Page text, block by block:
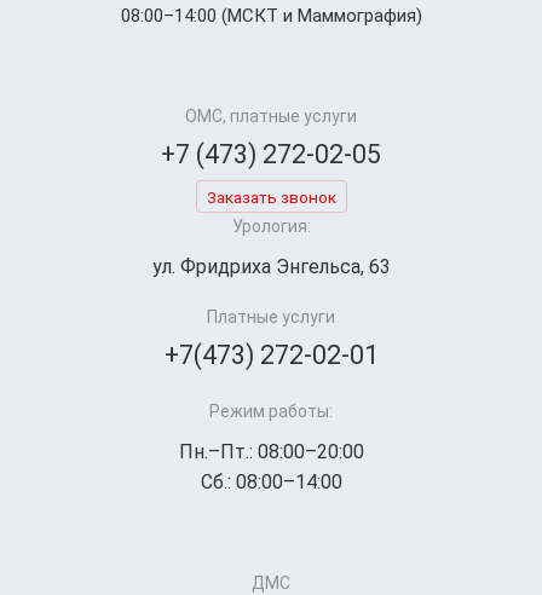
08:00–14:00 (МСКТ и Маммография)
ОМС, платные услуги
+7 (473) 272-02-05
Заказать звонок
Урология:
ул. Фридриха Энгельса, 63
Платные услуги
+7(473) 272-02-01
Режим работы:
Пн.–Пт.: 08:00–20:00
Сб.: 08:00–14:00
ДМС